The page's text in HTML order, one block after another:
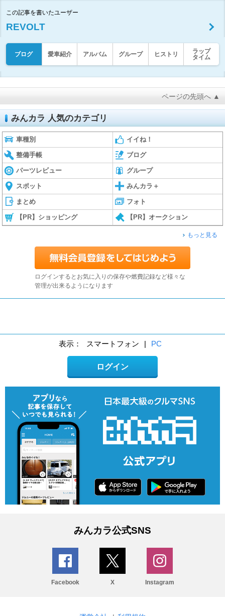
この記事を書いたユーザー
REVOLT
ブログ 愛車紹介 アルバム グループ ヒストリ
ラップ
タイム
ページの先頭へ ▲
みんカラ 人気のカテゴリ
車種別 イイね！
整備手帳 ブログ
パーツレビュー グループ
スポット みんカラ＋
まとめ フォト
【PR】ショッピング 【PR】オークション
もっと見る
ログインするとお気に入りの保存や燃費記録など様々な
管理が出来るようになります
表示： スマートフォン | PC
ログイン
みんカラ公式SNS
Facebook X Instagram